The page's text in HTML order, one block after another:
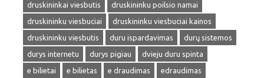
druskininkai viesbutis
druskininku poilsio namai
druskininku viesbuciai
druskininku viesbuciai kainos
druskininku viesbutis
duru ispardavimas
durų sistemos
durys internetu
durys pigiau
dvieju duru spinta
e bilietai
e bilietas e draudimas
edraudimas